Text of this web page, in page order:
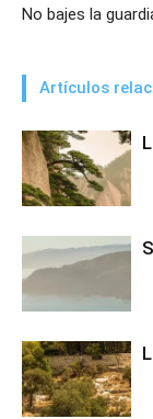
No bajes la
Artículos